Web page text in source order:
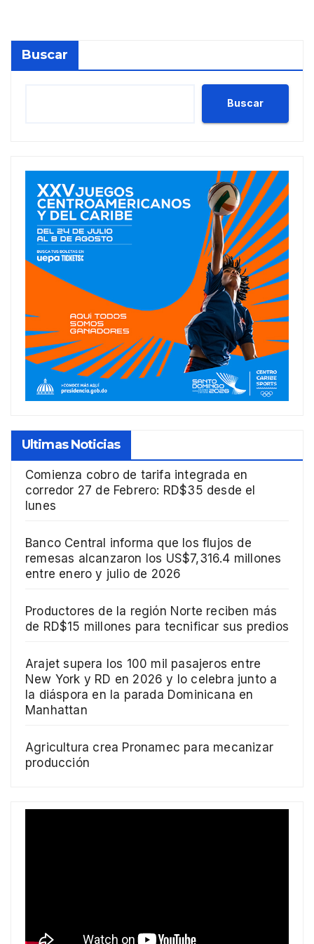
Buscar
Buscar
Ultimas Noticias
Comienza cobro de tarifa integrada en
corredor 27 de Febrero: RD$35 desde el
lunes
Banco Central informa que los flujos de
remesas alcanzaron los US$7,316.4 millones
entre enero y julio de 2026
Productores de la región Norte reciben más
de RD$15 millones para tecnificar sus predios
Arajet supera los 100 mil pasajeros entre
New York y RD en 2026 y lo celebra junto a
la diáspora en la parada Dominicana en
Manhattan
Agricultura crea Pronamec para mecanizar
producción